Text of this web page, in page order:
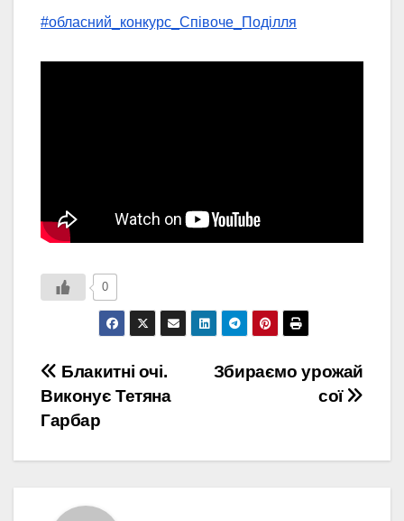
#обласний_конкурс_Співоче_Поділля
0
Навігація
записів
Збираємо урожай
сої
Блакитні очі.
Виконує Тетяна
Гарбар